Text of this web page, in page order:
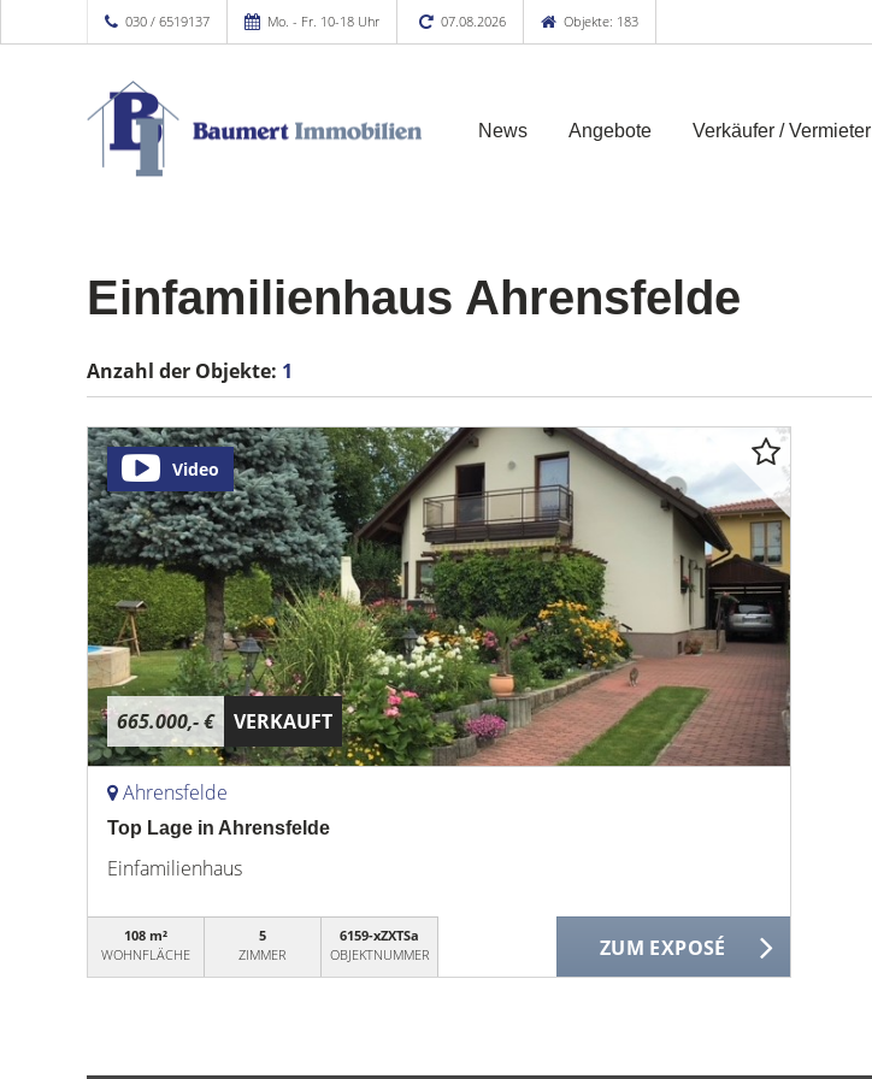
030 / 6519137 Mo. - Fr. 10-18 Uhr 07.08.2026 Objekte: 183
News Angebote Verkäufer / Vermieter
Einfamilienhaus Ahrensfelde
Anzahl der Objekte: 1
665.000,- € VERKAUFT
Video
Ahrensfelde
Top Lage in Ahrensfelde
Einfamilienhaus
108 m²
WOHNFLÄCHE
5
ZIMMER
6159-xZXTSa
OBJEKTNUMMER
ZUM EXPOSÉ